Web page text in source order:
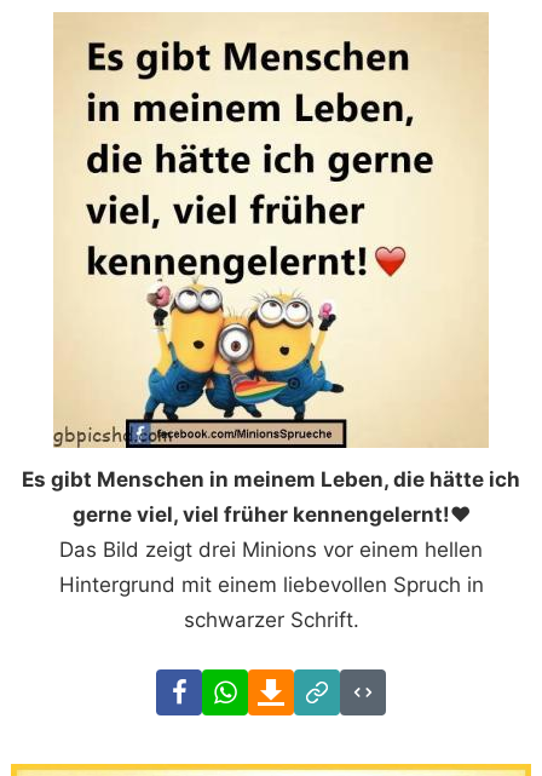
Es gibt Menschen in meinem Leben, die hätte ich
gerne viel, viel früher kennengelernt!❤️
Das Bild zeigt drei Minions vor einem hellen
Hintergrund mit einem liebevollen Spruch in
schwarzer Schrift.
FacebookWhatsAppDownload
Link
Code